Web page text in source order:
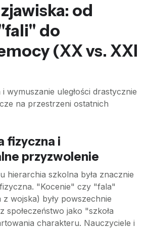
od
do
(XX vs. XXI
wymuszanie uległości drastycznie
na przestrzeni ostatnich
fizyczna i
przyzwolenie
hierarchia szkolna była znacznie
"Kocenie" czy "fala"
wojska) były powszechnie
społeczeństwo jako "szkoła
charakteru. Nauczyciele i